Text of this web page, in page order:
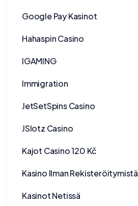
Google Pay Kasinot
Hahaspin Casino
IGAMING
Immigration
JetSetSpins Casino
JSlotz Casino
Kajot Casino 120 Kč
Kasino Ilman Rekisteröitymistä
Kasinot Netissä